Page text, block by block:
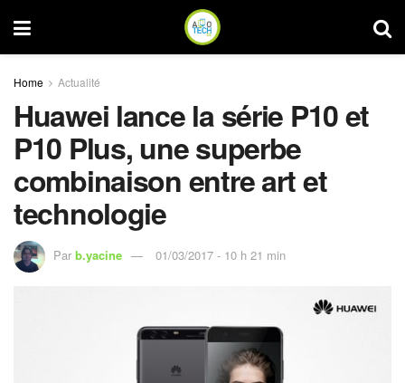
Home Actualité
Huawei lance la série P10 et
P10 Plus, une superbe
combinaison entre art et
technologie
Par b.yacine 01/03/2017 - 10 h 21 min